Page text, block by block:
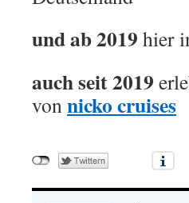
und ab 2019 hier
auch seit 2019
vonnicko cruises